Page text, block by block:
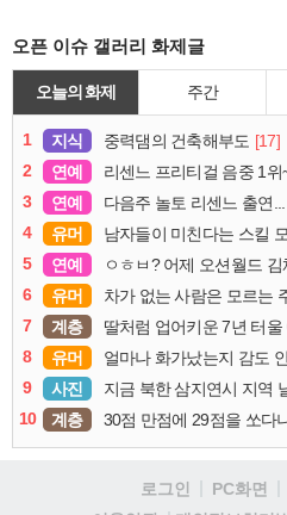
오픈 이슈 갤러리 화제글
오늘의 화제 주간
1 지식 중력댐의 건축해부도 [17]
2
연예 리센느 프리티걸 음중 1위
3
연예 다음주 놀토 리센느 출연...
4
유머 남자들이 미친다는 스킬
5
연예 ㅇㅎㅂ? 어제 오션월드
6
유머 차가 없는 사람은 모르는
7
계층 딸처럼 업어키운 7년 터울
8
유머 얼마나 화가났는지 감도
9
사진 지금 북한 삼지연시 지역
10
계층 30점 만점에 29점을 쏘다
로그인 PC화면